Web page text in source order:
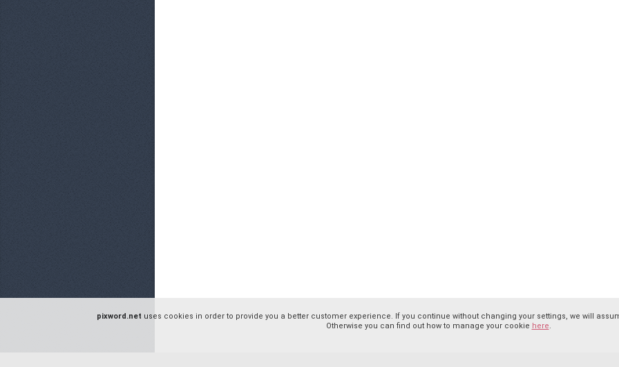
pixword.net uses cookies in order to provide you a better customer experience. If you continue without changing your settings, we will
Otherwise you can find out how to manage your cookie here.